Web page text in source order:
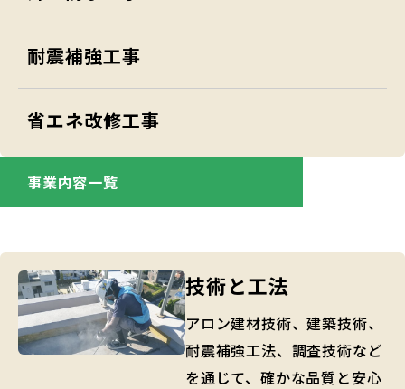
耐震補強工事
省エネ改修工事
事業内容一覧
技術と工法
アロン建材技術、建築技術、
耐震補強工法、調査技術など
を通じて、確かな品質と安心